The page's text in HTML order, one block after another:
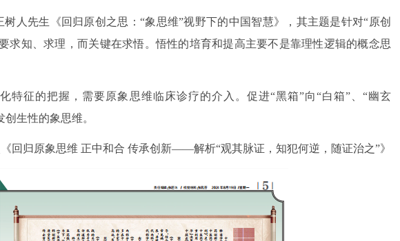
人先生《回归原创之思：“象思维”视野下的中国智慧》，其主题是针对“原创
求知、求理，而关键在求悟。悟性的培育和提高主要不是靠理性逻辑的概念思
特征的把握，需要原象思维临床诊疗的介入。促进“黑箱”向“白箱”、“幽玄
生性的象思维。
回归原象思维 正中和合 传承创新——解析“观其脉证，知犯何逆，随证治之”》